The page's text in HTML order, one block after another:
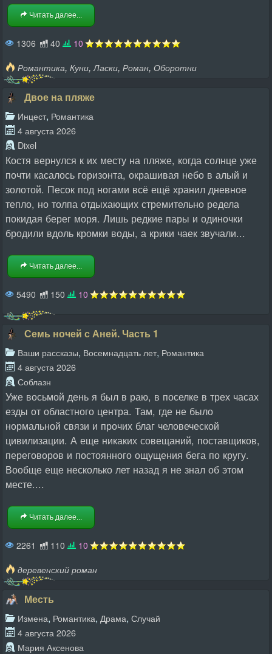
Читать далее...
1306 40
10
Романтика, Куни,Ласки, Роман, Оборотни
Двое на пляже
Инцест, Романтика
4 августа 2026
Dixel
Костя вернулся к их месту на пляже, когда солнце уже
почти касалось горизонта, окрашивая небо в алый и
золотой. Песок под ногами всё ещё хранил дневное
тепло, но толпа отдыхающих стремительно редела
покидая берег моря. Лишь редкие пары и одиночки
бродили вдоль кромки воды, а крики чаек звучали...
Читать далее...
5490 150 10
Семь ночей с Аней. Часть 1
Ваши рассказы, Восемнадцать лет, Романтика
4 августа 2026
Соблазн
Уже восьмой день я был в раю, в поселке в трех часах
езды от областного центра. Там, где не было
нормальной связи и прочих благ человеческой
цивилизации. А еще никаких совещаний, поставщиков,
переговоров и постоянного ощущения бега по кругу.
Вообще еще несколько лет назад я не знал об этом
месте....
Читать далее...
2261 110
10
деревенский роман
Месть
Измена, Романтика, Драма, Случай
4 августа 2026
Мария Аксенова